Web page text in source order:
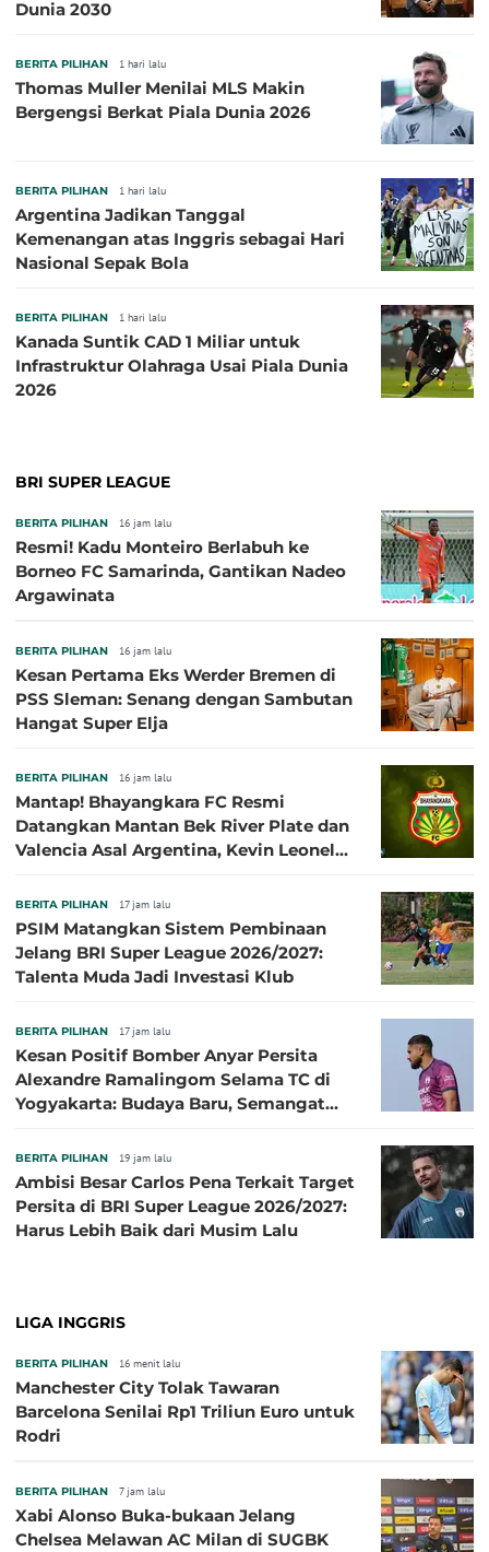
Dunia 2030
BERITA PILIHAN 1 hari lalu
Thomas Muller Menilai MLS Makin
Bergengsi Berkat Piala Dunia 2026
BERITA PILIHAN 1 hari lalu
Argentina Jadikan Tanggal
Kemenangan atas Inggris sebagai Hari
Nasional Sepak Bola
BERITA PILIHAN 1 hari lalu
Kanada Suntik CAD 1 Miliar untuk
Infrastruktur Olahraga Usai Piala Dunia
2026
BRI SUPER LEAGUE
BERITA PILIHAN 16 jam lalu
Resmi! Kadu Monteiro Berlabuh ke
Borneo FC Samarinda, Gantikan Nadeo
Argawinata
BERITA PILIHAN 16 jam lalu
Kesan Pertama Eks Werder Bremen di
PSS Sleman: Senang dengan Sambutan
Hangat Super Elja
BERITA PILIHAN 16 jam lalu
Mantap! Bhayangkara FC Resmi
Datangkan Mantan Bek River Plate dan
Valencia Asal Argentina, Kevin Leonel
BERITA PILIHAN 17 jam lalu
PSIM Matangkan Sistem Pembinaan
Jelang BRI Super League 2026/2027:
Talenta Muda Jadi Investasi Klub
BERITA PILIHAN 17 jam lalu
Kesan Positif Bomber Anyar Persita
Alexandre Ramalingom Selama TC di
Yogyakarta: Budaya Baru, Semangat
BERITA PILIHAN 19 jam lalu
Ambisi Besar Carlos Pena Terkait Target
Persita di BRI Super League 2026/2027:
Harus Lebih Baik dari Musim Lalu
LIGA INGGRIS
BERITA PILIHAN 16 menit lalu
Manchester City Tolak Tawaran
Barcelona Senilai Rp1 Triliun Euro untuk
Rodri
BERITA PILIHAN 7 jam lalu
Xabi Alonso Buka-bukaan Jelang
Chelsea Melawan AC Milan di SUGBK